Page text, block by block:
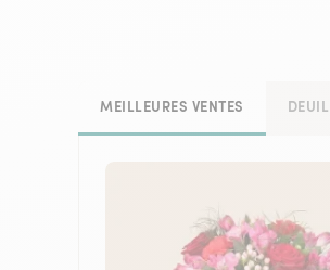
MEILLEURES VENTES DEUIL